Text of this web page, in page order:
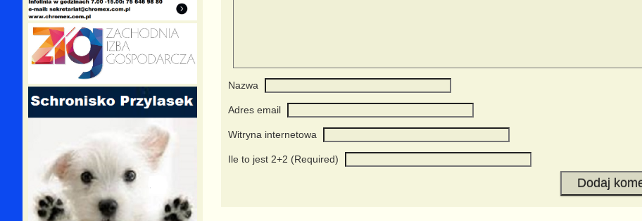
Nazwa
Adres email
Witryna internetowa
Ile to jest 2+2 (Required)